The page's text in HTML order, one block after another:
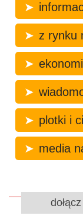
z rynku
plotki i
media